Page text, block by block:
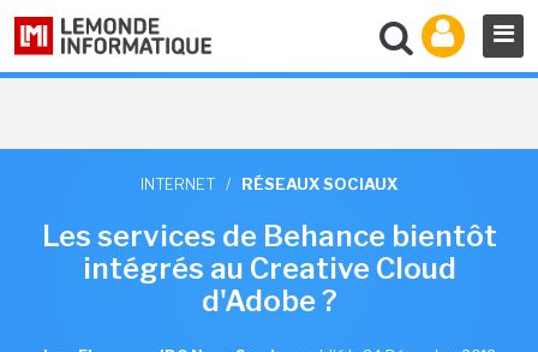
INTERNET / RÉSEAUX SOCIAUX
Les services de Behance bientôt
intégrés au Creative Cloud
d'Adobe ?